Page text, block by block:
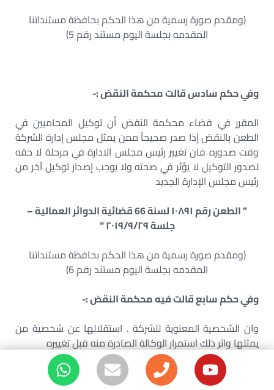
(ومقدم صورة رسمية من هذا الحكم بحافظة مستنداتنا
المقدمه بجلسة اليوم مستند رقم 5)
وفي حكم سادس قالت محكمة النقض :-
المقرر في قضاء محكمة النقض أن توكيل المحاميين في
الطعن بالنقض إذا صدر صحيحاً ممن يمثل مجلس إدارة الشركة
وقت صدوره فان تغيير رئيس مجلس الادارة في مرحلة لا حقه
لصدور التوكيل لا يؤثر في صحته ولا يوجب إصدار توكيل آخر من
رئيس مجلس الإدارة الجديد
” الطعن رقم ۱۰۸٩١ لسنة 66 قضائية الدوائر العمالية –
جلسة ٢٠١٩/٩/٢٩ “
(ومقدم صورة رسمية من هذا الحكم بحافظة مستنداتنا
المقدمه بجلسة اليوم مستند رقم 6)
وفي حكم سابع قالت فيه محكمة النقض :-
وان الشخصية المعنوية للشركة . استقلالها عن شخصية من
يمثلها واثر ذلك استمرار الوكالة الصادرة منه قبل تغييره
الطعن رقم ٣٢٨١ لسنة 60 ق جلسة ٣٧ ١١ ١٩٩٤٧